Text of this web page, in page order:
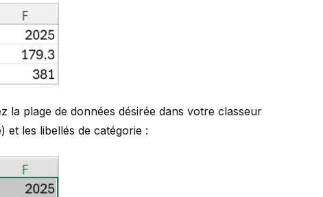
la plage de données désirée dans votre classeur
et les libellés de catégorie :